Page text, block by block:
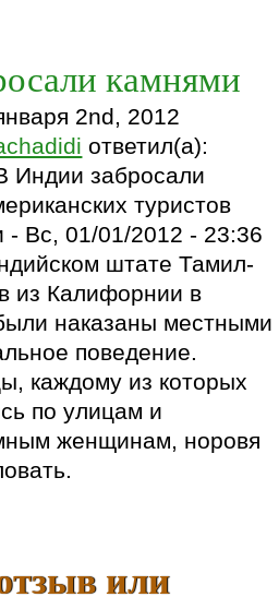
камнями
2nd, 2012
ответил(а):
Индии забросали
туристов
- Вс, 01/01/2012 - 23:36
штате Тамил-
из Калифорнии в
наказаны местными
поведение.
каждому из которых
по улицам и
женщинам, норовя
или